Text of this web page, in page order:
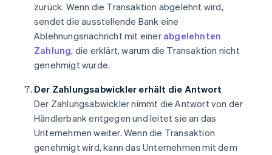
zurück. Wenn die Transaktion abgelehnt wird,
sendet die ausstellende Bank eine
Ablehnungsnachricht mit einer abgelehnten
Zahlung, die erklärt, warum die Transaktion nicht
genehmigt wurde.
Der Zahlungsabwickler erhält die Antwort
Der Zahlungsabwickler nimmt die Antwort von der
Händlerbank entgegen und leitet sie an das
Unternehmen weiter. Wenn die Transaktion
genehmigt wird, kann das Unternehmen mit dem